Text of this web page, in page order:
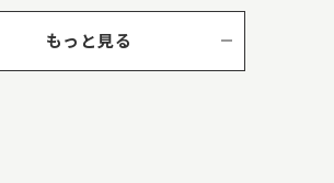
もっと見る